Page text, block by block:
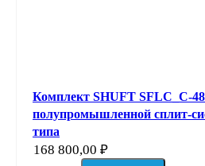
Комплект SHUFT SFLC_C-
полупромышленной сплит-
типа
168 800,00 ₽